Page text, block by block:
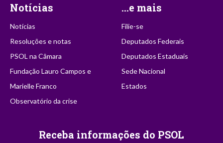
Notícias
Notícias
Resoluções e notas
PSOL na Câmara
Fundação Lauro Campos e
Marielle Franco
Observatório da crise
...e mais
Filie-se
Deputados Federais
Deputados Estaduais
Sede Nacional
Estados
Receba informações do PSOL